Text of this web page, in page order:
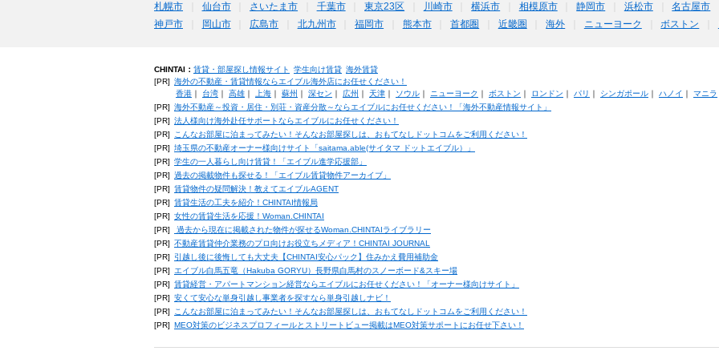
札幌市 仙台市 さいたま市 千葉市 東京23区 川崎市 横浜市 相模原市 静岡市 浜松市 名古屋市
神戸市
岡山市 広島市 北九州市 福岡市 熊本市 首都圏 近畿圏 海外 ニューヨーク ボストン
CHINTAI： 賃貸・部屋探し情報サイト 学生向け賃貸 海外賃貸
[PR] 海外の不動産・賃貸情報ならエイブル海外店にお任せください！
香港｜ 台湾｜ 高雄｜ 上海｜ 蘇州 深セン 広州 天津｜ ソウル｜ ニューヨーク ボストン ロンドン パリ シンガポール｜ ハノイ マニラ
[PR] 海外不動産～投資・居住・別荘・資産分散～ならエイブルにお任せください！「海外不動産情報サイト」
[PR] 法人様向け海外赴任サポートならエイブルにお任せください！
[PR]
こんなお部屋に泊まってみたい！そんなお部屋探しは、おもてなしドットコムをご利用ください！
[PR] 埼玉県の不動産オーナー様向けサイト「saitama.able(サイタマ ドットエイブル）」
[PR] 学生の一人暮らし向け賃貸！「エイブル進学応援部」
[PR] 過去の掲載物件も探せる！「エイブル賃貸物件アーカイブ」
[PR] 賃貸物件の疑問解決！教えてエイブルAGENT
[PR] 賃貸生活の工夫を紹介！CHINTAI情報局
[PR] 女性の賃貸生活を応援！Woman.CHINTAI
[PR]
過去から現在に掲載された物件が探せるWoman.CHINTAIライブラリー
[PR] 不動産賃貸仲介業務のプロ向けお役立ちメディア！CHINTAI JOURNAL
[PR]
引越し後に後悔しても大丈夫【CHINTAI安心パック】住みかえ費用補助金
[PR] エイブル白馬五竜（Hakuba GORYU）長野県白馬村のスノーボード&スキー場
[PR] 賃貸経営・アパートマンション経営ならエイブルにお任せください！「オーナー様向けサイト」
[PR] 安くて安心な単身引越し事業者を探すなら単身引越しナビ！
[PR]
こんなお部屋に泊まってみたい！そんなお部屋探しは、おもてなしドットコムをご利用ください！
[PR] MEO対策のビジネスプロフィールとストリートビュー掲載はMEO対策サポートにお任せ下さい！